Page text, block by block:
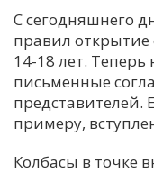
С сегодняшнего
правил открытие
14-18 лет.
письменные
представителей.
примеру,
Колбасы в точке